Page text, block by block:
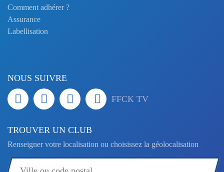
Comment adhérer ?
Assurance
Labellisation
NOUS SUIVRE
FFCK TV
TROUVER UN CLUB
Renseigner votre localisation ou choisissez la géolocalisation